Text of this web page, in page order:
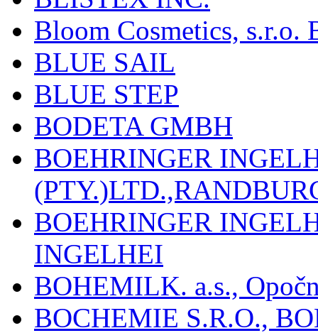
Bloom Cosmetics, s.r.o.
BLUE SAIL
BLUE STEP
BODETA GMBH
BOEHRINGER
BOEHRINGER
INGELHEI
BOHEMILK. a.s.,
BOCHEMIE S.R.O.,